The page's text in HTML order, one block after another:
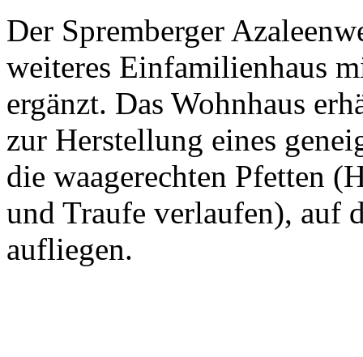
Der Spremberger
weiteres Einfamilienhaus
ergänzt. Das Wohnhaus
zur Herstellung eines
die waagerechten Pfetten
und Traufe verlaufen), auf
aufliegen.